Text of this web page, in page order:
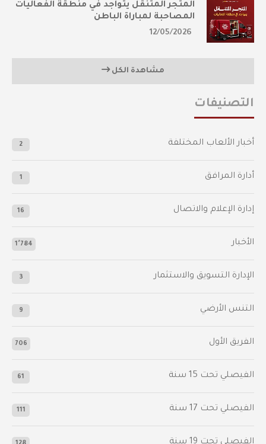
المتجر المتنقل يتواجد في منطقة الفعاليات
المصاحبة لمباراة الباطن
12/05/2026
مشاهدة الكل
التصنيفات
أخبار الألعاب المختلفة 2
أدارة المرافق 1
إدارة الإعلام والاتصال 16
الأخبار 1٬784
الإدارة التسويق والاستثمار 3
التنس الأرضي 9
الفريق الأول 706
الفيصلي‬⁩ تحت 15 سنة 61
‫الفيصلي‬⁩ تحت 17 سنة 111